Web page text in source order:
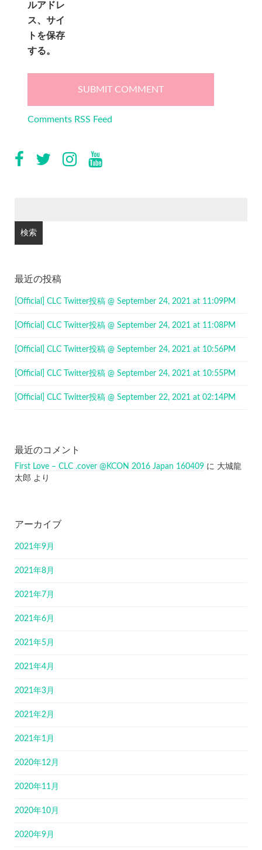
ルアドレ
ス、サイ
トを保存
する。
Comments RSS Feed
最近の投稿
[Official] CLC Twitter投稿 @ September 24, 2021 at 11:09PM
[Official] CLC Twitter投稿 @ September 24, 2021 at 11:08PM
[Official] CLC Twitter投稿 @ September 24, 2021 at 10:56PM
[Official] CLC Twitter投稿 @ September 24, 2021 at 10:55PM
[Official] CLC Twitter投稿 @ September 22, 2021 at 02:14PM
最近のコメント
First Love – CLC .cover @KCON 2016 Japan 160409 に 大城龍
太郎 より
アーカイブ
2021年9月
2021年8月
2021年7月
2021年6月
2021年5月
2021年4月
2021年3月
2021年2月
2021年1月
2020年12月
2020年11月
2020年10月
2020年9月